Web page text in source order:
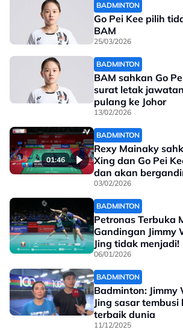
BADMINTON
Go Pei Kee pilih
BAM
25/03/2026
BADMINTON
BAM sahkan Go
surat letak
pulang ke Johor
13/02/2026
01:46
BADMINTON
Rexy Mainaky
Xing dan Go Pei
dan akan
pemain muda
03/02/2026
BADMINTON
Petronas Terbuka
Gandingan Jimmy
Jing tidak menjadi!
06/01/2026
BADMINTON
Badminton: Jimmy
Jing sasar tembusi
terbaik dunia
11/12/2025